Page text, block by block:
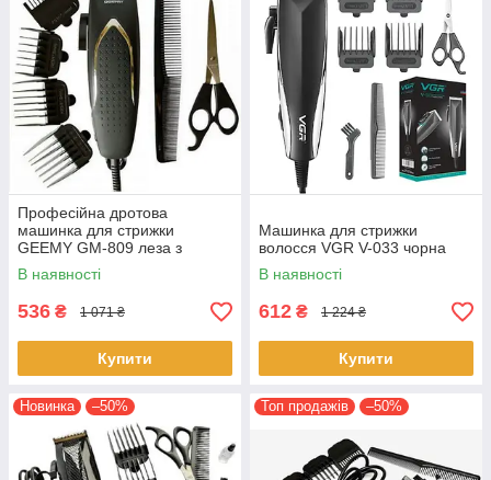
Професійна дротова
машинка для стрижки
GEEMY GM-809 леза з
покриттям титану від мережі
В наявності
536 ₴ 1 071 ₴
Купити
Машинка для стрижки
волосся VGR V-033 чорна
В наявності
612 ₴ 1 224 ₴
Купити
Новинка –50% Топ продажів –50%